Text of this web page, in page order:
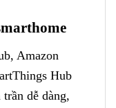
Amazon
Hub
dễ dàng,